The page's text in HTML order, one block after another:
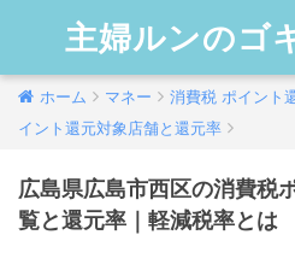
主婦ルンのゴ
ホーム マネー 消費税 ポイント
イント還元対象店舗と還元率
広島県広島市西区の消費税
覧と還元率｜軽減税率とは